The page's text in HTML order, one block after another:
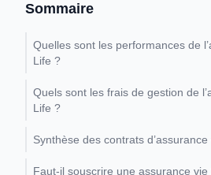
Sommaire
Quelles sont les performances de
Life ?
Quels sont les frais de gestion de
Life ?
Synthèse des contrats
Faut-il souscrire une assurance vie